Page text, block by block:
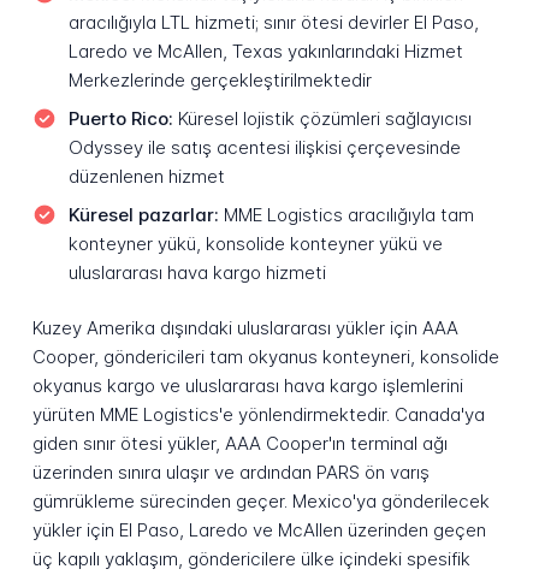
aracılığıyla LTL hizmeti; sınır ötesi devirler El Paso,
Laredo ve McAllen, Texas yakınlarındaki Hizmet
Merkezlerinde gerçekleştirilmektedir
Puerto Rico: Küresel lojistik çözümleri sağlayıcısı
Odyssey ile satış acentesi ilişkisi çerçevesinde
düzenlenen hizmet
Küresel pazarlar: MME Logistics aracılığıyla tam
konteyner yükü, konsolide konteyner yükü ve
uluslararası hava kargo hizmeti
Kuzey Amerika dışındaki uluslararası yükler için AAA
Cooper, göndericileri tam okyanus konteyneri, konsolide
okyanus kargo ve uluslararası hava kargo işlemlerini
yürüten MME Logistics'e yönlendirmektedir. Canada'ya
giden sınır ötesi yükler, AAA Cooper'ın terminal ağı
üzerinden sınıra ulaşır ve ardından PARS ön varış
gümrükleme sürecinden geçer. Mexico'ya gönderilecek
yükler için El Paso, Laredo ve McAllen üzerinden geçen
üç kapılı yaklaşım, göndericilere ülke içindeki spesifik